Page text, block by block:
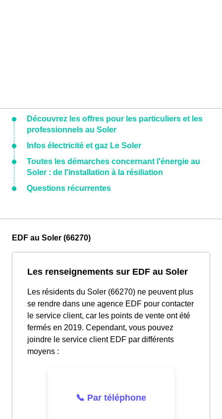
Découvrez les offres pour les particuliers et les
professionnels au Soler
Infos électricité et gaz Le Soler
Toutes les démarches concernant l'énergie au
Soler : de l'installation à la résiliation
Questions récurrentes
EDF au Soler (66270)
Les renseignements sur EDF au Soler
Les résidents du Soler (66270) ne peuvent plus
se rendre dans une agence EDF pour contacter
le service client, car les points de vente ont été
fermés en 2019. Cependant, vous pouvez
joindre le service client EDF par différents
moyens :
📞 Par téléphone